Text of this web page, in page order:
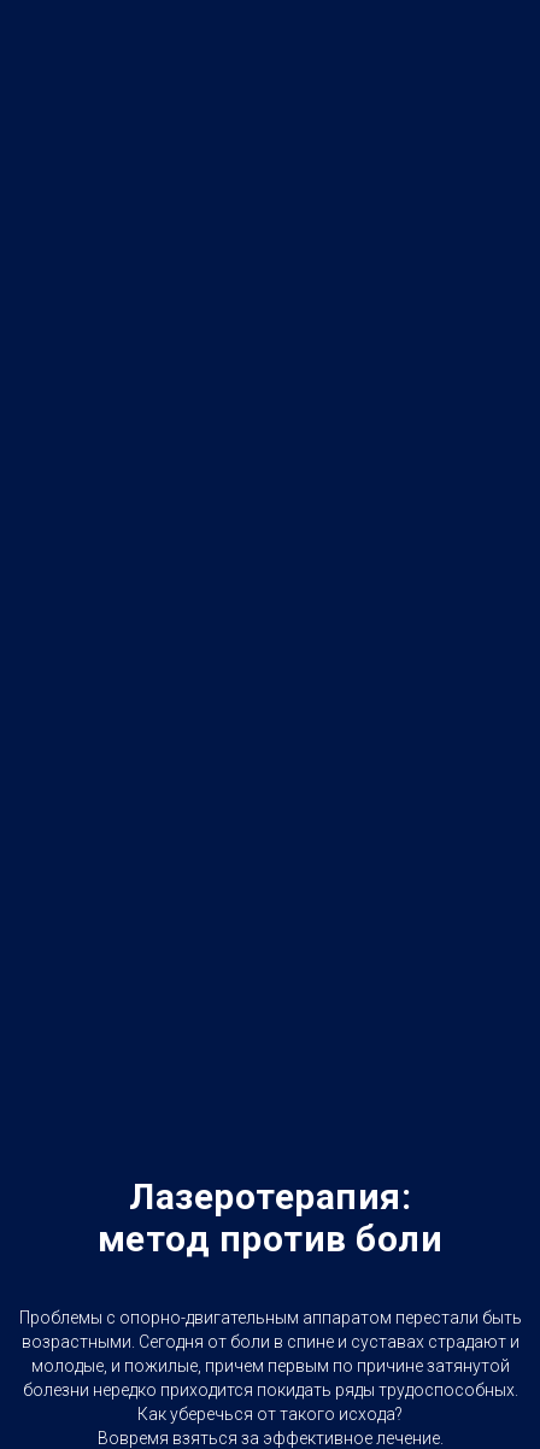
Лазеротерапия:
метод против боли
Проблемы с опорно-двигательным аппаратом перестали быть
возрастными. Сегодня от боли в спине и суставах страдают и
молодые, и пожилые, причем первым по причине затянутой
болезни нередко приходится покидать ряды трудоспособных.
Как уберечься от такого исхода?
Вовремя взяться за эффективное лечение.